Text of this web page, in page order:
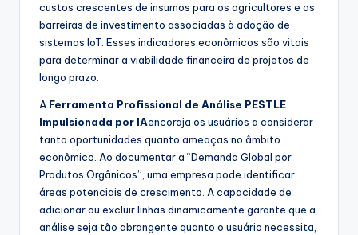
custos crescentes de insumos para os agricultores e as
barreiras de investimento associadas à adoção de
sistemas IoT. Esses indicadores econômicos são vitais
para determinar a viabilidade financeira de projetos de
longo prazo.
A Ferramenta Profissional de Análise PESTLE
Impulsionada por IAencoraja os usuários a considerar
tanto oportunidades quanto ameaças no âmbito
econômico. Ao documentar a “Demanda Global por
Produtos Orgânicos”, uma empresa pode identificar
áreas potenciais de crescimento. A capacidade de
adicionar ou excluir linhas dinamicamente garante que a
análise seja tão abrangente quanto o usuário necessita,